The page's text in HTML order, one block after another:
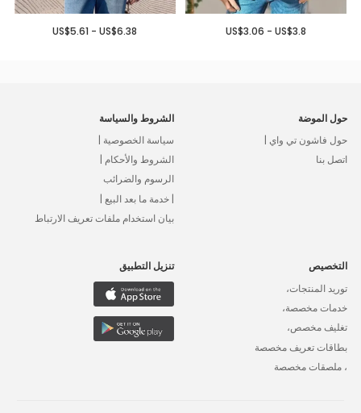
US$3.06 - US$3.8
US$5.61 - US$6.38
حول الموضة
حول فاشون تي واي |
اتصل بنا
الشروط والسياسة
سياسة الخصوصية |
الشروط والأحكام |
الرسوم والضرائب
| خدمة ما بعد البيع |
بيان استخدام ملفات تعريف الارتباط
التخصيص
توريد المنتجات،
خدمات مخصصة،
تغليف مخصص،
بطاقات تعريف مخصصة
، ملصقات مخصصة
تنزيل التطبيق